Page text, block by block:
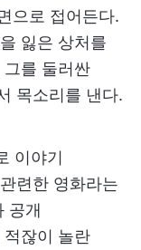
으로 접어든다.
잃은 상처를
를 둘러싼
목소리를 낸다.
이야기
련한 영화라는
공개
잖이 놀란